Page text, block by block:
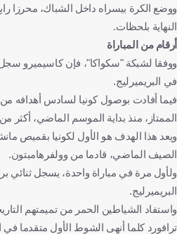
ووضع الكرة بيسراه داخل الشباك، محرزا
النهاية بلحظات.
أرقام من المباراة
ووفقا لشبكة "سكواكا"، فإن كاسيميرو
في البريميرليج.
فيما أفادت بوصول كونيا لسادس أهدافه
الممتاز، منذ بداية الموسم الماضي، أكثر
ويعد هذا الهدف هو الأول لكونيا بقميص
الصيف الماضي، قادما من وولفرهامبتون.
ولأول مرة في مباراة واحدة، يسجل ثنائي
البريميرليج.
واستفاد الشياطين الحمر من تميمتهم